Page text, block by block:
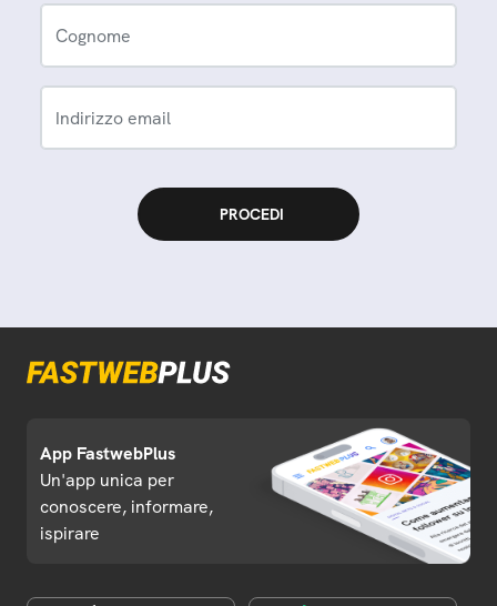
Cognome
Indirizzo email
App FastwebPlus
Un'app unica per
conoscere, informare,
ispirare